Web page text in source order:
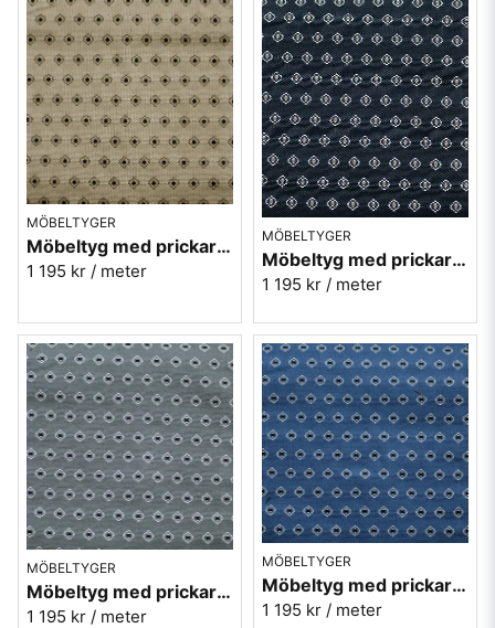
MÖBELTYGER
Möbeltyg med prickar - Kosmos nr.01 beige
1 195 kr / meter
MÖBELTYGER
Möbeltyg med prickar - Kosmos nr.99 svart
1 195 kr / meter
MÖBELTYGER
Möbeltyg med prickar - Kosmos nr.90 grå
1 195 kr / meter
MÖBELTYGER
Möbeltyg med prickar - Kosmos nr.50 blå
1 195 kr / meter